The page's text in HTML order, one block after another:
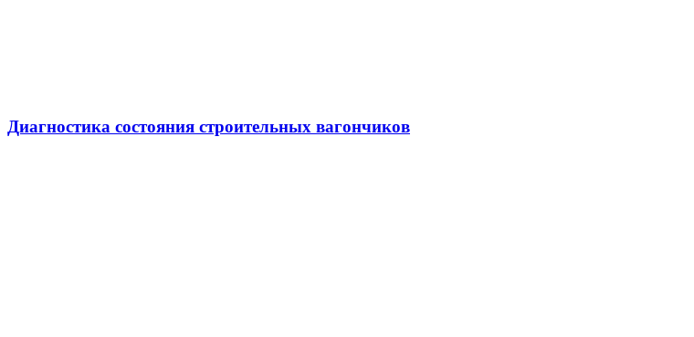
Диагностика состояния строительных вагончиков